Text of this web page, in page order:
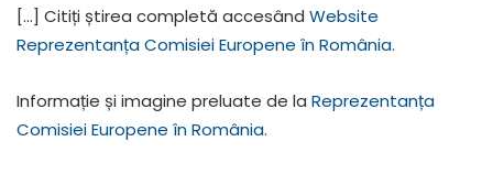
[…] Citiți știrea completă accesând Website
Reprezentanța Comisiei Europene în România.
Informație și imagine preluate de la Reprezentanța
Comisiei Europene în România.